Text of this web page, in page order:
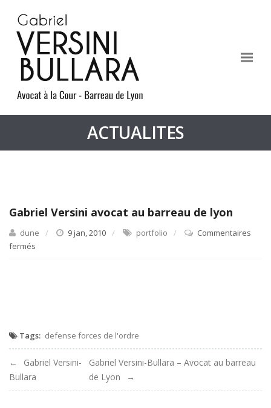
ACTUALITES
Gabriel Versini avocat au barreau de lyon
dune 9 jan, 2010 portfolio
Commentaires
fermés
lyon
Tags: defense forces de l'ordre
Navigation
de
Gabriel Versini-
Bullara
Gabriel Versini-Bullara – Avocat au barreau
de Lyon